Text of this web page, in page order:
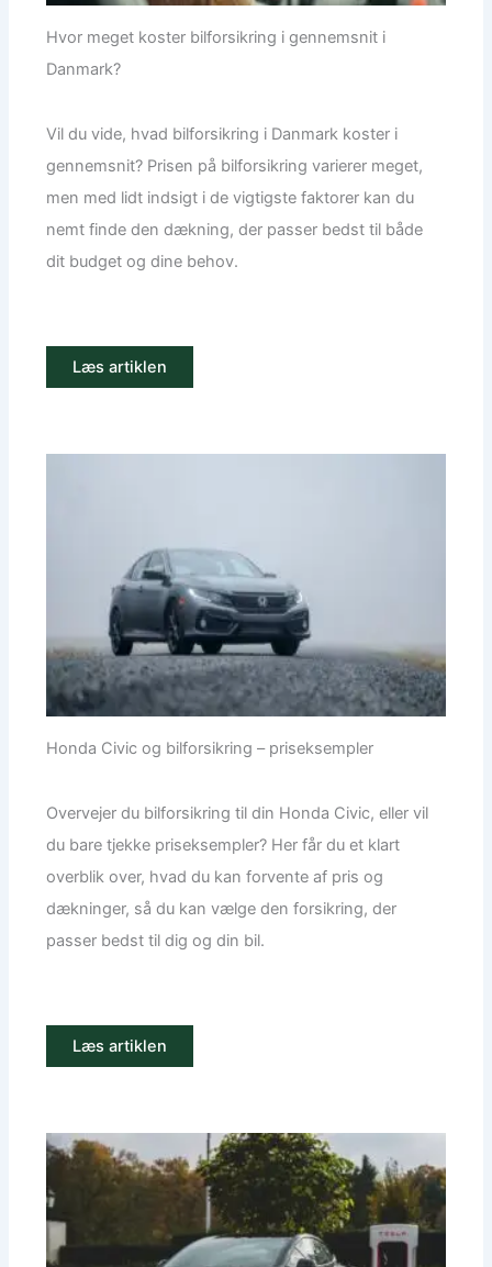
Hvor meget koster bilforsikring i gennemsnit i
Danmark?
Vil du vide, hvad bilforsikring i Danmark koster i
gennemsnit? Prisen på bilforsikring varierer meget,
men med lidt indsigt i de vigtigste faktorer kan du
nemt finde den dækning, der passer bedst til både
dit budget og dine behov.
Læs artiklen
Honda Civic og bilforsikring – priseksempler
Overvejer du bilforsikring til din Honda Civic, eller vil
du bare tjekke priseksempler? Her får du et klart
overblik over, hvad du kan forvente af pris og
dækninger, så du kan vælge den forsikring, der
passer bedst til dig og din bil.
Læs artiklen